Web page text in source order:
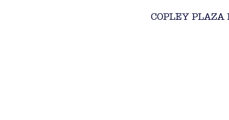
COPLEY PLAZA